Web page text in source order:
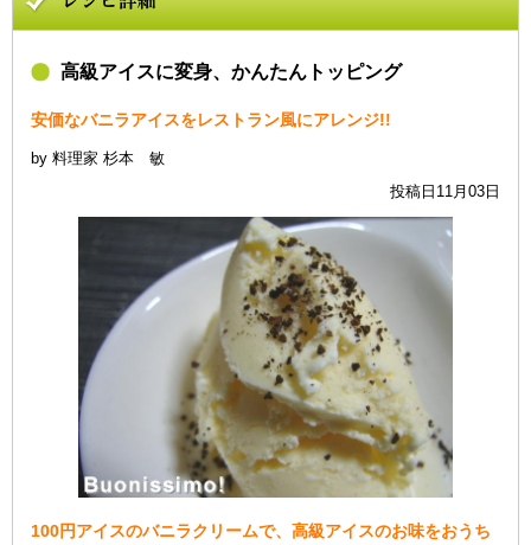
高級アイスに変身、かんたんトッピング
安価なバニラアイスをレストラン風にアレンジ!!
by 料理家 杉本 敏
投稿日11月03日
100円アイスのバニラクリームで、高級アイスのお味をおうち